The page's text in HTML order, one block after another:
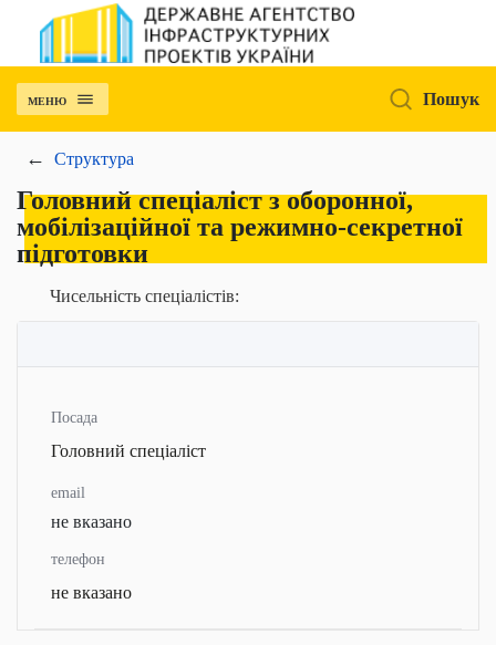
МЕНЮ Пошук
Структура
Головний спеціаліст з оборонної,
мобілізаційної та режимно-секретної
підготовки
Чисельність спеціалістів:
Посада
Головний спеціаліст
email
не вказано
телефон
не вказано